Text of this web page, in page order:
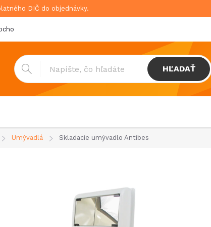
DIČ do objednávky.
podmienky
HĽADAŤ
Umývadlá Skladacie umývadlo Antibes